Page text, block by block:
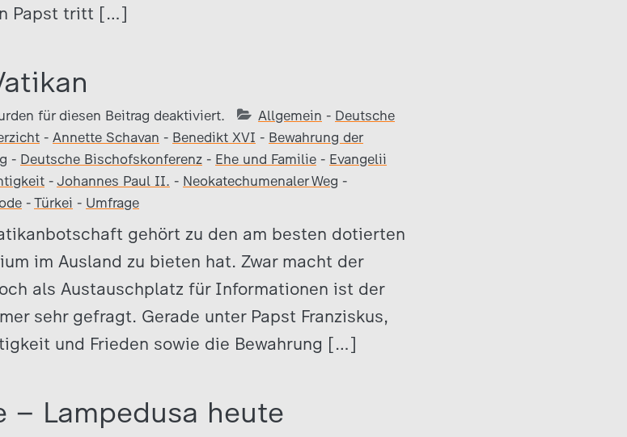
Papst tritt […]
für diesen Beitrag deaktiviert. Allgemein - Deutsche
- Annette Schavan - Benedikt XVI - Bewahrung der
- Deutsche Bischofskonferenz - Ehe und Familie - Evangelii
- Johannes Paul II. - Neokatechumenaler Weg -
- Türkei - Umfrage
gehört zu den am besten dotierten
im Ausland zu bieten hat. Zwar macht der
als Austauschplatz für Informationen ist der
sehr gefragt. Gerade unter Papst Franziskus,
und Frieden sowie die Bewahrung […]
– Lampedusa heute